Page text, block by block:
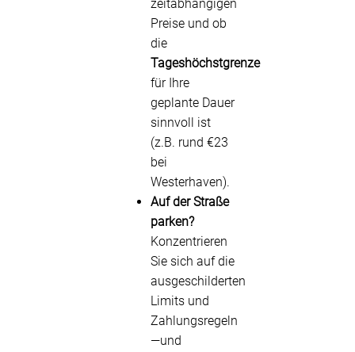
zeitabhängigen
Preise und ob
die
Tageshöchstgrenze
für Ihre
geplante Dauer
sinnvoll ist
(z.B. rund €23
bei
Westerhaven).
Auf der Straße
parken?
Konzentrieren
Sie sich auf die
ausgeschilderten
Limits und
Zahlungsregeln
—und